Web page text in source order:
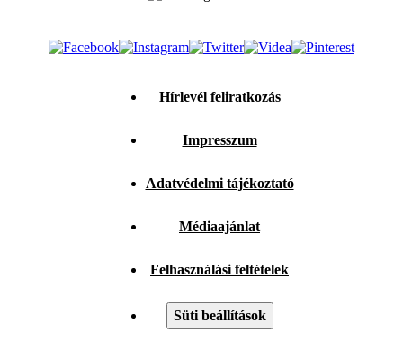
Hírlevél feliratkozás
Impresszum
Adatvédelmi tájékoztató
Médiaajánlat
Felhasználási feltételek
Süti beállítások